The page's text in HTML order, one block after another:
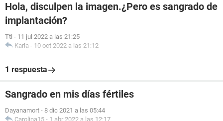
Hola, disculpen la imagen.¿Pero es sangrado de
implantación?
Ttl - 11 jul 2022 a las 21:25
Karla - 10 oct 2022 a las 21:12
1 respuesta
Sangrado en mis días fértiles
Dayanamort - 8 dic 2021 a las 05:44
Carolina15 - 1 abr 2022 a las 12:17